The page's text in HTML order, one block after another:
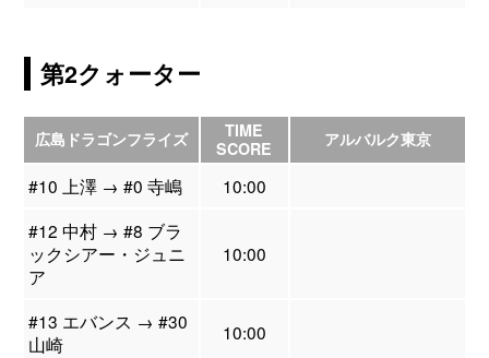
第2クォーター
広島ドラゴンフライズ
TIME
SCORE
アルバルク東京
#10 上澤 → #0 寺嶋
10:00
#12 中村 → #8 ブラ
ックシアー・ジュニ
ア
10:00
#13 エバンス → #30
山崎
10:00